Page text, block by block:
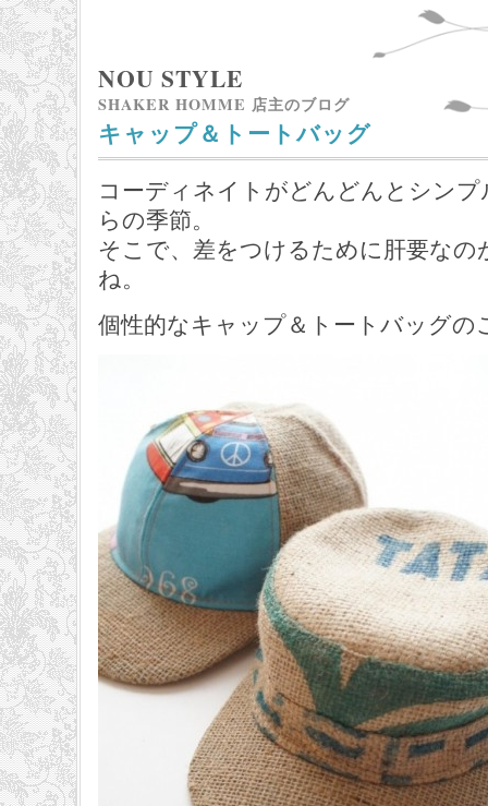
NOU STYLE
SHAKER HOMME 店主のブログ
キャップ＆トートバッグ
コーディネイトがどんどんとシン
らの季節。
そこで、差をつけるために肝要な
ね。
個性的なキャップ＆トートバッグの